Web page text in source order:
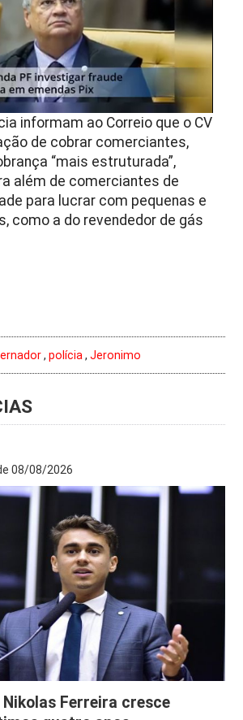
informam ao Correio que o CV
de cobrar comerciantes,
“mais estruturada”,
além de comerciantes de
para lucrar com pequenas e
como a do revendedor de gás
,polícia ,Jeronimo
08/08/2026
Ferreira cresce